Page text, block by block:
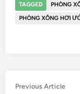
TAGGED
PHÒNG
PHÒNG XÔNG HƠI
Điều
Previous Article